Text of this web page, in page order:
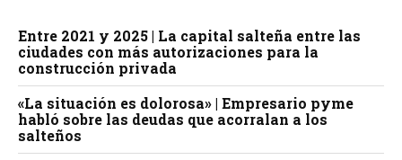
Entre 2021 y 2025 | La capital salteña entre las
ciudades con más autorizaciones para la
construcción privada
«La situación es dolorosa» | Empresario pyme
habló sobre las deudas que acorralan a los
salteños